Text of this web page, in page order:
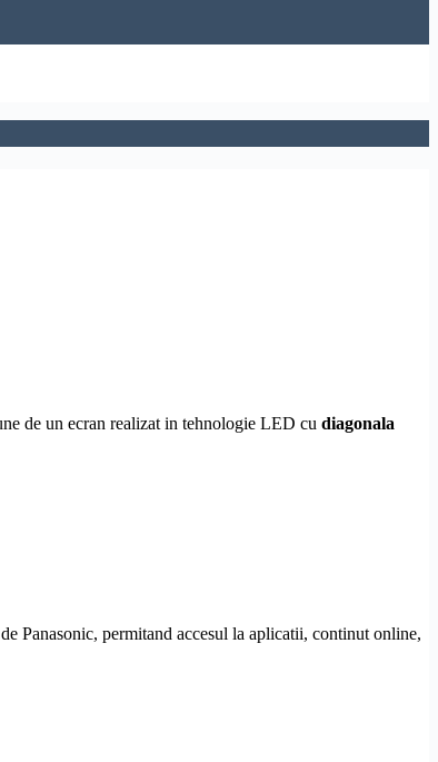
de un ecran realizat in tehnologie LED cu diagonala
Panasonic, permitand accesul la aplicatii, continut online,